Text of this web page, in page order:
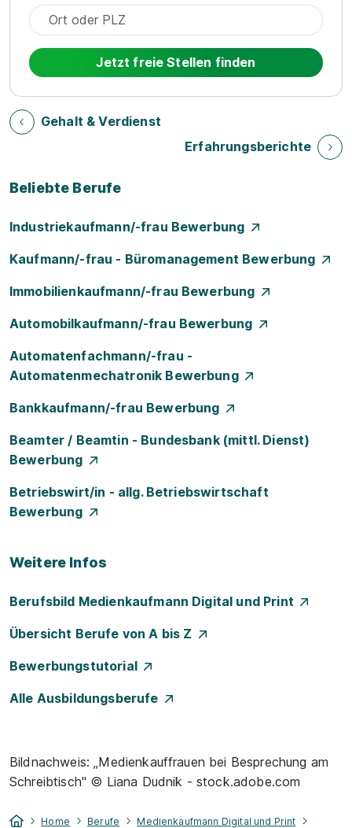
Jetzt freie Stellen finden
Gehalt & Verdienst
Erfahrungsberichte
Beliebte Berufe
Industriekaufmann/-frau Bewerbung
Kaufmann/-frau - Büromanagement Bewerbung
Immobilienkaufmann/-frau Bewerbung
Automobilkaufmann/-frau Bewerbung
Automatenfachmann/-frau -
Automatenmechatronik Bewerbung
Bankkaufmann/-frau Bewerbung
Beamter / Beamtin - Bundesbank (mittl. Dienst)
Bewerbung
Betriebswirt/in - allg. Betriebswirtschaft
Bewerbung
Weitere Infos
Berufsbild Medienkaufmann Digital und Print
Übersicht Berufe von A bis Z
Bewerbungstutorial
Alle Ausbildungsberufe
Bildnachweis: „Medienkauffrauen bei Besprechung am
Schreibtisch" © Liana Dudnik - stock.adobe.com
Home Berufe
Medienkaufmann Digital und Print